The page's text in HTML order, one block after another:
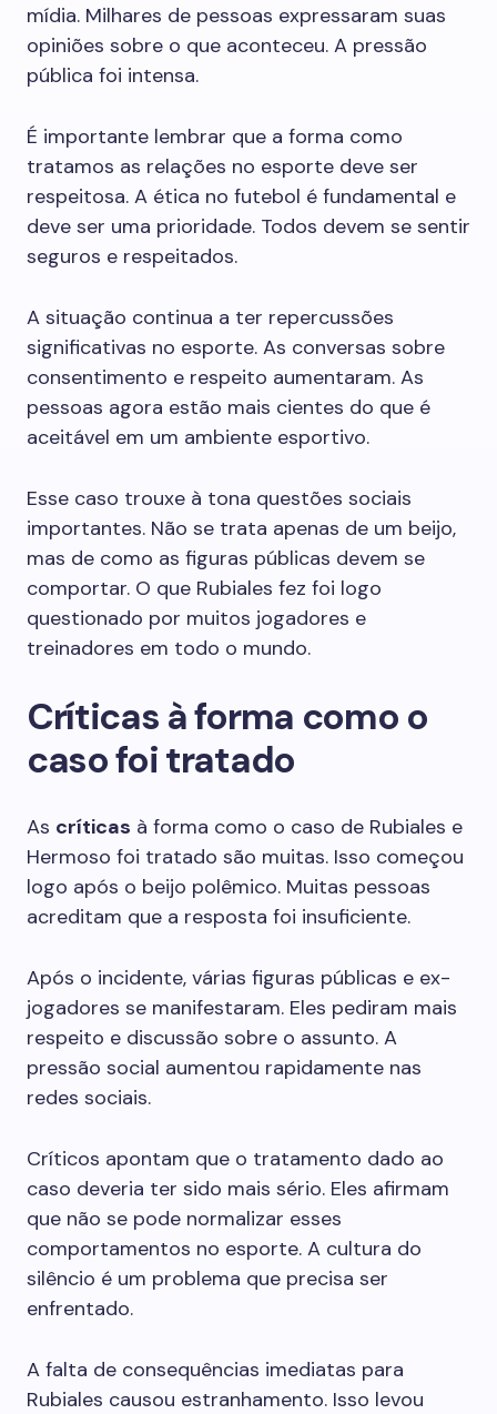
mídia. Milhares de pessoas expressaram suas
opiniões sobre o que aconteceu. A pressão
pública foi intensa.
É importante lembrar que a forma como
tratamos as relações no esporte deve ser
respeitosa. A ética no futebol é fundamental e
deve ser uma prioridade. Todos devem se sentir
seguros e respeitados.
A situação continua a ter repercussões
significativas no esporte. As conversas sobre
consentimento e respeito aumentaram. As
pessoas agora estão mais cientes do que é
aceitável em um ambiente esportivo.
Esse caso trouxe à tona questões sociais
importantes. Não se trata apenas de um beijo,
mas de como as figuras públicas devem se
comportar. O que Rubiales fez foi logo
questionado por muitos jogadores e
treinadores em todo o mundo.
Críticas à forma como o
caso foi tratado
As críticas à forma como o caso de Rubiales e
Hermoso foi tratado são muitas. Isso começou
logo após o beijo polêmico. Muitas pessoas
acreditam que a resposta foi insuficiente.
Após o incidente, várias figuras públicas e ex-
jogadores se manifestaram. Eles pediram mais
respeito e discussão sobre o assunto. A
pressão social aumentou rapidamente nas
redes sociais.
Críticos apontam que o tratamento dado ao
caso deveria ter sido mais sério. Eles afirmam
que não se pode normalizar esses
comportamentos no esporte. A cultura do
silêncio é um problema que precisa ser
enfrentado.
A falta de consequências imediatas para
Rubiales causou estranhamento. Isso levou